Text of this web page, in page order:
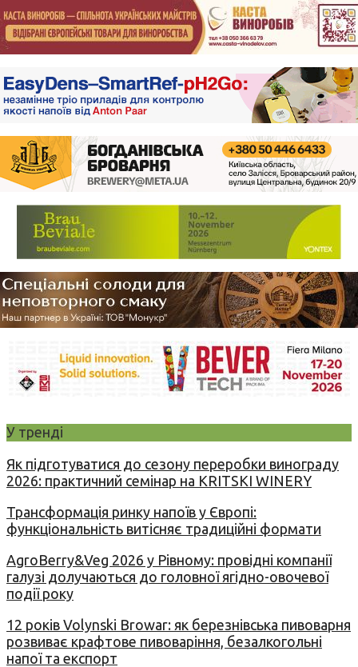
У тренді
Як підготуватися до сезону переробки винограду
2026: практичний семінар на KRITSKI WINERY
Трансформація ринку напоїв у Європі:
функціональність витісняє традиційні формати
AgroBerry&Veg 2026 у Рівному: провідні компанії
галузі долучаються до головної ягідно-овочевої
події року
12 років Volynski Browar: як березнівська пивоварня
розвиває крафтове пивоваріння, безалкогольні
напої та експорт